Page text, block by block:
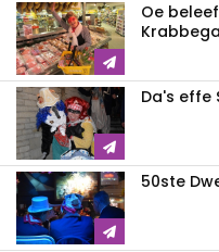
Oe
Da's effe
50ste